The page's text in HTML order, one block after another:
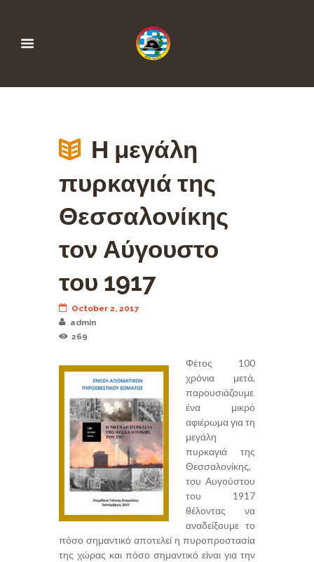
Η μεγάλη
πυρκαγιά της
Θεσσαλονίκης
τον Αύγουστο
του 1917
October 2, 2017
admin
269
Φέτος 100
χρόνια μετά,
παρουσιάζουμε
ένα μικρό
αφιέρωμα για τη
μεγάλη
πυρκαγιά της
Θεσσαλονίκης,
του Αυγούστου
του 1917
θέλοντας να
αναδείξουμε το
πόσο σημαντικό αποτελεί η πυροπροστασία
της χώρας και πόσο σημαντικό είναι για την